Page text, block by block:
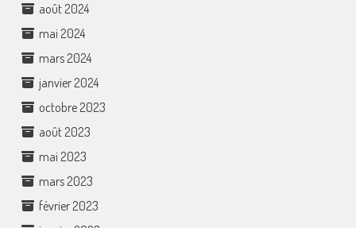
août 2024
mai 2024
mars 2024
janvier 2024
octobre 2023
août 2023
mai 2023
mars 2023
février 2023